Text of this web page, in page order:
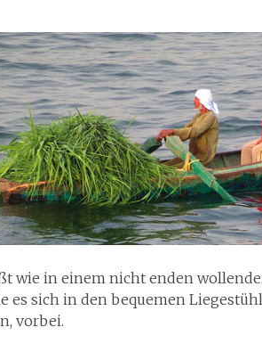
wie in einem nicht enden
es sich in den bequemen
vorbei.